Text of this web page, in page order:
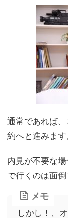
通常であれば
約へと進みます
内見が不要な
で行くのは面倒
メモ
しかし！、